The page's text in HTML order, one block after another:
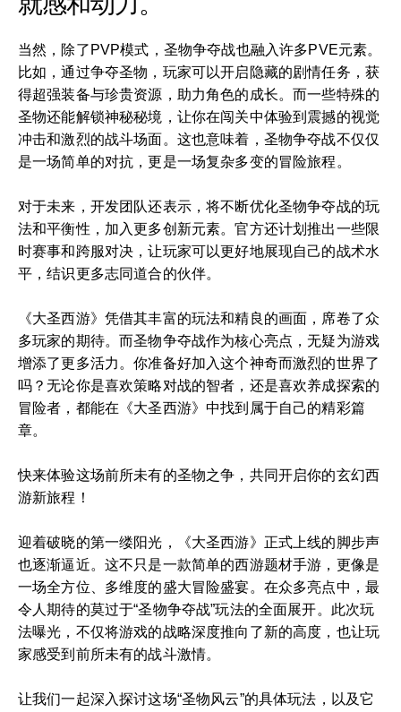
当然，除了PVP模式，圣物争夺战也融入许多PVE元素。
比如，通过争夺圣物，玩家可以开启隐藏的剧情任务，获
得超强装备与珍贵资源，助力角色的成长。而一些特殊的
圣物还能解锁神秘秘境，让你在闯关中体验到震撼的视觉
冲击和激烈的战斗场面。这也意味着，圣物争夺战不仅仅
是一场简单的对抗，更是一场复杂多变的冒险旅程。
对于未来，开发团队还表示，将不断优化圣物争夺战的玩
法和平衡性，加入更多创新元素。官方还计划推出一些限
时赛事和跨服对决，让玩家可以更好地展现自己的战术水
平，结识更多志同道合的伙伴。
《大圣西游》凭借其丰富的玩法和精良的画面，席卷了众
多玩家的期待。而圣物争夺战作为核心亮点，无疑为游戏
增添了更多活力。你准备好加入这个神奇而激烈的世界了
吗？无论你是喜欢策略对战的智者，还是喜欢养成探索的
冒险者，都能在《大圣西游》中找到属于自己的精彩篇
章。
快来体验这场前所未有的圣物之争，共同开启你的玄幻西
游新旅程！
迎着破晓的第一缕阳光，《大圣西游》正式上线的脚步声
也逐渐逼近。这不只是一款简单的西游题材手游，更像是
一场全方位、多维度的盛大冒险盛宴。在众多亮点中，最
令人期待的莫过于“圣物争夺战”玩法的全面展开。此次玩
法曝光，不仅将游戏的战略深度推向了新的高度，也让玩
家感受到前所未有的战斗激情。
让我们一起深入探讨这场“圣物风云”的具体玩法，以及它